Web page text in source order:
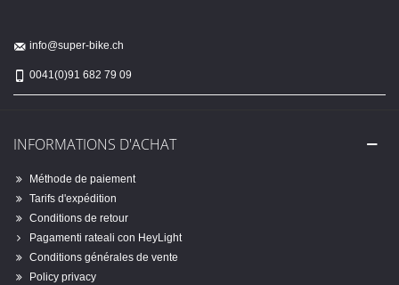
info@super-bike.ch
0041(0)91 682 79 09
INFORMATIONS D'ACHAT
Méthode de paiement
Tarifs d'expédition
Conditions de retour
Pagamenti rateali con HeyLight
Conditions générales de vente
Policy privacy